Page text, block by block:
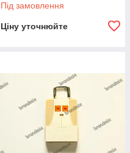
Під замовлення
Ціну уточнюйте